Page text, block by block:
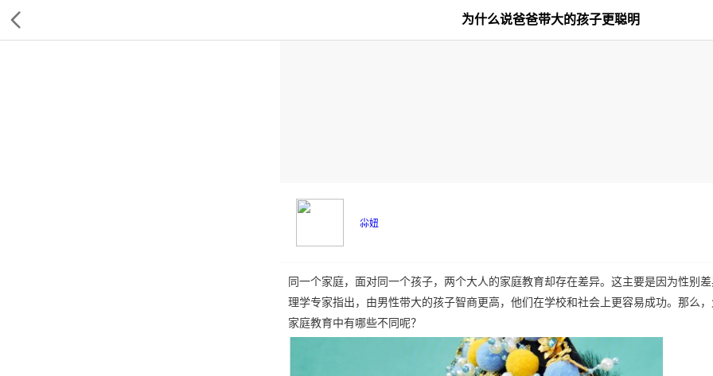
为什么说爸爸带大的孩子更聪明
尛妞
同一个家庭，面对同一个孩子，两个大人的家庭教育却存在差异。这主要是因为性别
理学专家指出，由男性带大的孩子智商更高，他们在学校和社会上更容易成功。那么
家庭教育中有哪些不同呢？